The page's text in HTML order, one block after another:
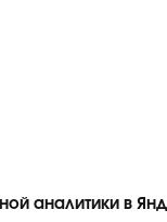
аналитики в